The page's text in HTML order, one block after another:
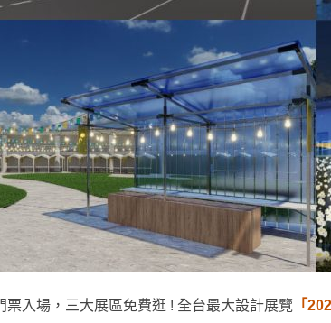
票入場，三大展區免費逛 ! 全台最大設計展覽 「